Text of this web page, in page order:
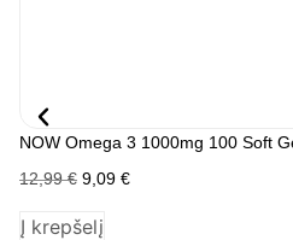
NOW Omega 3 1000mg 100 Soft
12,99€ 9,09 €
Į krepšelį